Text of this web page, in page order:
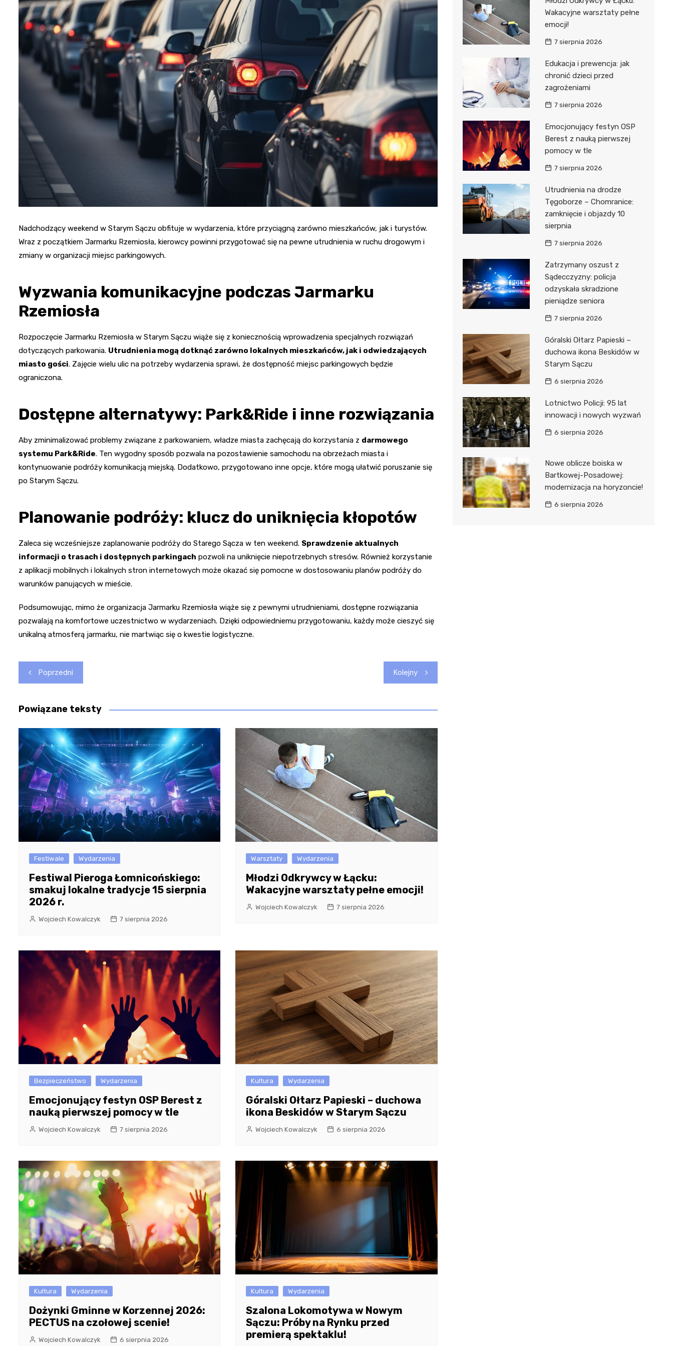
Kamienicą
Park Strzelecki
Enklawa przyrodnicza
„Bobrowisko”
Kościół św. Kazimierza
Synagoga i cmentarz
żydowski
Dworzec kolejowy
Kościół pw. Matki Bożej
Niepokalanej
Nadchodzący weekend w Starym Sączu obfituje w wydarzenia, które przyciągną zarówno mieszkańców, jak i turystów.
Wraz z początkiem Jarmarku Rzemiosła, kierowcy powinni przygotować się na pewne utrudnienia w ruchu drogowym i
zmiany w organizacji miejsc parkingowych.
Wyzwania komunikacyjne podczas Jarmarku
Rzemiosła
Rozpoczęcie Jarmarku Rzemiosła w Starym Sączu wiąże się z koniecznością wprowadzenia specjalnych rozwiązań
dotyczących parkowania. Utrudnienia mogą dotknąć zarówno lokalnych mieszkańców, jak i odwiedzających
miasto gości. Zajęcie wielu ulic na potrzeby wydarzenia sprawi, że dostępność miejsc parkingowych będzie
ograniczona.
Dostępne alternatywy: Park&Ride i inne rozwiązania
Aby zminimalizować problemy związane z parkowaniem, władze miasta zachęcają do korzystania z darmowego
systemu Park&Ride. Ten wygodny sposób pozwala na pozostawienie samochodu na obrzeżach miasta i
kontynuowanie podróży komunikacją miejską. Dodatkowo, przygotowano inne opcje, które mogą ułatwić poruszanie się
po Starym Sączu.
Planowanie podróży: klucz do uniknięcia kłopotów
Zaleca się wcześniejsze zaplanowanie podróży do Starego Sącza w ten weekend. Sprawdzenie aktualnych
informacji o trasach i dostępnych parkingach pozwoli na uniknięcie niepotrzebnych stresów. Również korzystanie
z aplikacji mobilnych i lokalnych stron internetowych może okazać się pomocne w dostosowaniu planów podróży do
warunków panujących w mieście.
Podsumowując, mimo że organizacja Jarmarku Rzemiosła wiąże się z pewnymi utrudnieniami, dostępne rozwiązania
pozwalają na komfortowe uczestnictwo w wydarzeniach. Dzięki odpowiedniemu przygotowaniu, każdy może cieszyć się
unikalną atmosferą jarmarku, nie martwiąc się o kwestie logistyczne.
Nawigacja
wpisu
Poprzedni Kolejny
Powiązane teksty
Festiwale Wydarzenia
Festiwal Pieroga Łomnicońskiego:
smakuj lokalne tradycje 15 sierpnia
2026 r.
Wojciech Kowalczyk 7 sierpnia 2026
Warsztaty Wydarzenia
Młodzi Odkrywcy w Łącku:
Wakacyjne warsztaty pełne emocji!
Wojciech Kowalczyk 7 sierpnia 2026
Bezpieczeństwo Wydarzenia
Emocjonujący festyn OSP Berest z
nauką pierwszej pomocy w tle
Wojciech Kowalczyk 7 sierpnia 2026
Kultura Wydarzenia
Góralski Ołtarz Papieski – duchowa
ikona Beskidów w Starym Sączu
Wojciech Kowalczyk 6 sierpnia 2026
Kultura Wydarzenia
Dożynki Gminne w Korzennej 2026:
PECTUS na czołowej scenie!
Wojciech Kowalczyk 6 sierpnia 2026
Kultura Wydarzenia
Szalona Lokomotywa w Nowym
Sączu: Próby na Rynku przed
premierą spektaklu!
Wakacyjne warsztaty pełne
emocji!
7 sierpnia 2026
Edukacja i prewencja: jak
chronić dzieci przed
zagrożeniami
7 sierpnia 2026
Emocjonujący festyn OSP
Berest z nauką pierwszej
pomocy w tle
7 sierpnia 2026
Utrudnienia na drodze
Tęgoborze – Chomranice:
zamknięcie i objazdy 10
sierpnia
7 sierpnia 2026
Zatrzymany oszust z
Sądecczyzny: policja
odzyskała skradzione
pieniądze seniora
7 sierpnia 2026
Góralski Ołtarz Papieski –
duchowa ikona Beskidów w
Starym Sączu
6 sierpnia 2026
Lotnictwo Policji: 95 lat
innowacji i nowych wyzwań
6 sierpnia 2026
Nowe oblicze boiska w
Bartkowej-Posadowej:
modernizacja na horyzoncie!
6 sierpnia 2026